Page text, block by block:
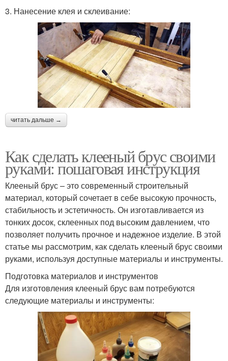
3. Нанесение клея и склеивание:
читать дальше →
Как сделать клееный брус своими
руками: пошаговая инструкция
Клееный брус – это современный строительный
материал, который сочетает в себе высокую прочность,
стабильность и эстетичность. Он изготавливается из
тонких досок, склеенных под высоким давлением, что
позволяет получить прочное и надежное изделие. В этой
статье мы рассмотрим, как сделать клееный брус своими
руками, используя доступные материалы и инструменты.
Подготовка материалов и инструментов
Для изготовления клееный брус вам потребуются
следующие материалы и инструменты: